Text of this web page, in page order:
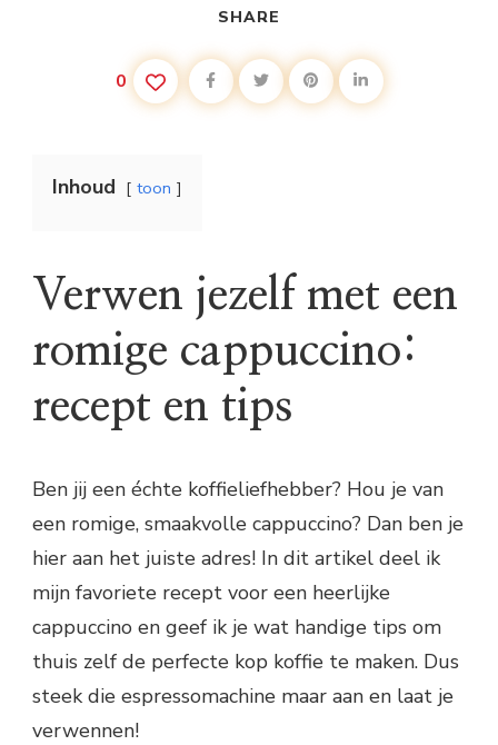
SHARE
0
Inhoud toon
Verwen jezelf met een
romige cappuccino:
recept en tips
Ben jij een échte koffieliefhebber? Hou je van
een romige, smaakvolle cappuccino? Dan ben je
hier aan het juiste adres! In dit artikel deel ik
mijn favoriete recept voor een heerlijke
cappuccino en geef ik je wat handige tips om
thuis zelf de perfecte kop koffie te maken. Dus
steek die espressomachine maar aan en laat je
verwennen!